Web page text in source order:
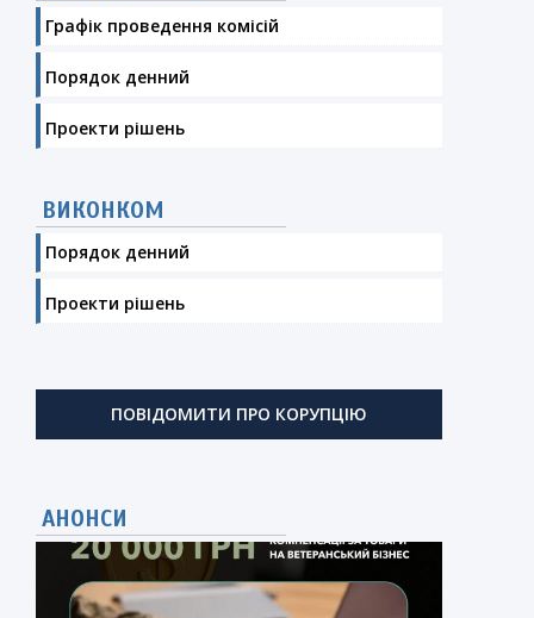
Графік проведення комісій
Порядок денний
Проекти рішень
ВИКОНКОМ
Порядок денний
Проекти рішень
ПОВІДОМИТИ ПРО КОРУПЦІЮ
АНОНСИ